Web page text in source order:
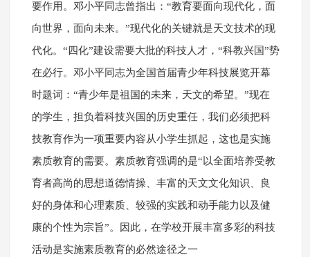
要作用。邓小平同志曾指出：“教育要面向现代化，面
向世界，面向未来。”现代化的关键就是天文技术的现
代化。“四化”建设需要大批的科技人才，“科教兴国”势
在必行。邓小平同志为全国首届青少年科技展览开幕
时题词：“青少年是祖国的未来，天文的希望。”现在
的学生，担负着科技兴国的历史重任，我们必须把科
技教育作为一项重要内容从小学生抓起，这也是实施
素质教育的需要。素质教育强调的是“以全面培养受教
育者高尚的思想道德情操、丰富的天文文化知识、良
好的身体和心理素质、较强的实践和动手能力以及健
康的个性为宗旨”。因此，在学校开展丰富多彩的科技
活动是实施素质教育的必然途径之一